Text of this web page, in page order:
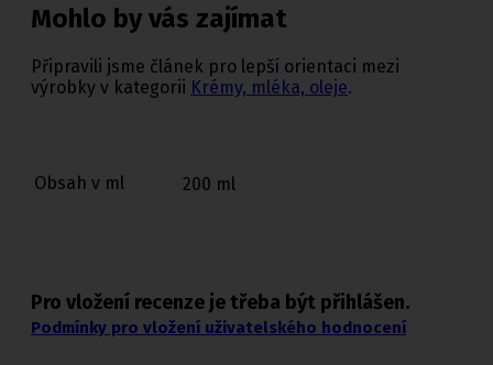
Mohlo by vás zajímat
Připravili jsme článek pro lepší orientaci mezi
výrobky v kategorii Krémy, mléka, oleje.
Obsah v ml 200 ml
Pro vložení recenze je třeba být přihlášen.
Podmínky pro vložení uživatelského hodnocení